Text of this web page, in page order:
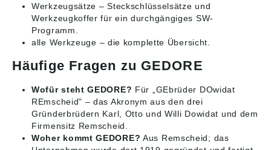
Werkzeugsätze – Steckschlüsselsätze und
Werkzeugkoffer für ein durchgängiges SW-
Programm.
alle Werkzeuge – die komplette Übersicht.
Häufige Fragen zu GEDORE
Wofür steht GEDORE? Für „GEbrüder DOwidat
REmscheid" – das Akronym aus den drei
Gründerbrüdern Karl, Otto und Willi Dowidat und dem
Firmensitz Remscheid.
Woher kommt GEDORE? Aus Remscheid; das